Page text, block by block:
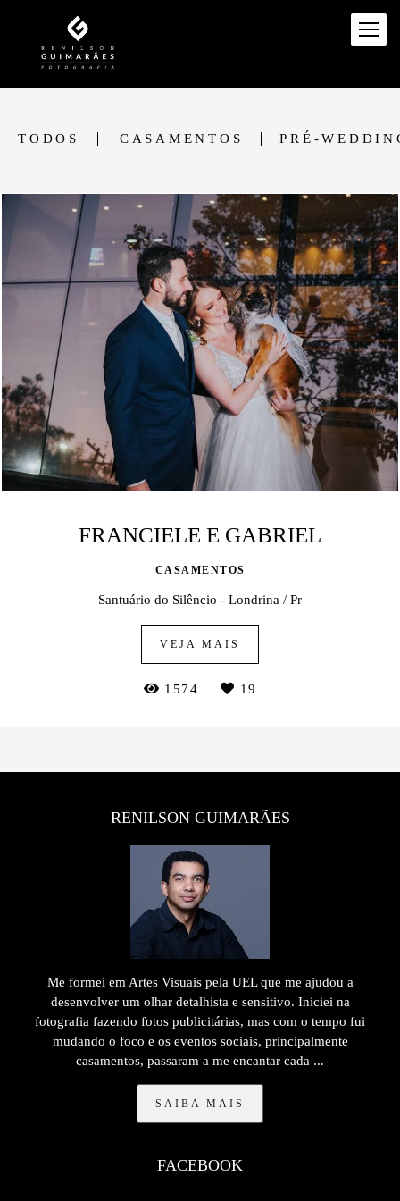
TODOS CASAMENTOS PRÉ-
FRANCIELE E GABRIEL
CASAMENTOS
Santuário do Silêncio - Londrina / Pr
VEJA MAIS
1574 19
RENILSON GUIMARÃES
Me formei em Artes Visuais pela UEL que me ajudou a
desenvolver um olhar detalhista e sensitivo. Iniciei na
fotografia fazendo fotos publicitárias, mas com o tempo fui
mudando o foco e os eventos sociais, principalmente
casamentos, passaram a me encantar cada ...
SAIBA MAIS
FACEBOOK